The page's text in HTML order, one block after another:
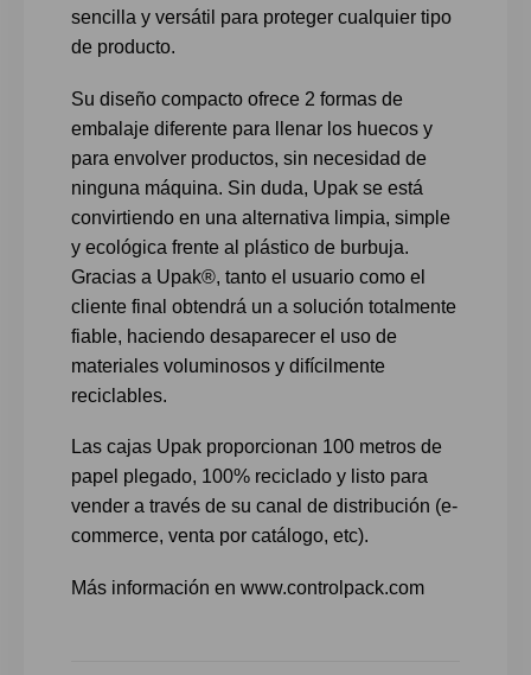
sencilla y versátil para proteger cualquier tipo
de producto.
Su diseño compacto ofrece 2 formas de
embalaje diferente para llenar los huecos y
para envolver productos, sin necesidad de
ninguna máquina. Sin duda, Upak se está
convirtiendo en una alternativa limpia, simple
y ecológica frente al plástico de burbuja.
Gracias a Upak®, tanto el usuario como el
cliente final obtendrá un a solución totalmente
fiable, haciendo desaparecer el uso de
materiales voluminosos y difícilmente
reciclables.
Las cajas Upak proporcionan 100 metros de
papel plegado, 100% reciclado y listo para
vender a través de su canal de distribución (e-
commerce, venta por catálogo, etc).
Más información en www.controlpack.com